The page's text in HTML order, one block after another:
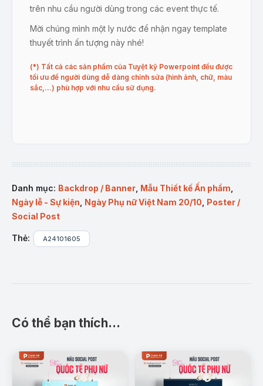
trên nhu cầu người dùng trong các event thực tế.
Mời chúng mình một ly nước để nhận ngay template
thuyết trình ấn tượng này nhé!
(*) Tất cả các sản phẩm của Tuyệt kỹ Powerpoint đều được
tối ưu để người dùng dễ dàng chỉnh sửa (hình ảnh, chữ, màu
sắc,…) phù hợp với nhu cầu sử dụng.
Danh mục: Backdrop / Banner Mẫu Thiết kế Ấn phẩm
Ngày lễ - Sự kiện Ngày Phụ nữ Việt Nam 20/10 Poster /
Social Post
Thẻ: A24101605
Có thể bạn thích…